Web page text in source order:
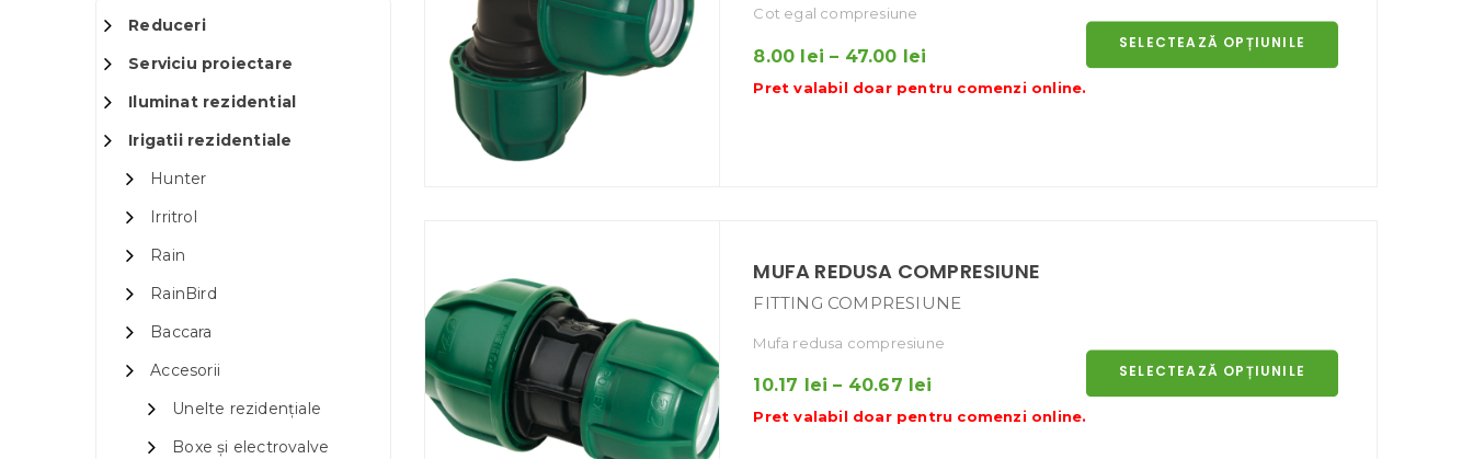
Reduceri
Serviciu proiectare
Iluminat rezidential
Irigatii rezidentiale
Hunter
Irritrol
Rain
RainBird
Baccara
Accesorii
Unelte rezidențiale
Boxe și electrovalve
Cot egal compresiune
8.00 lei – 47.00 lei
de
Pret valabil doar pentru comenzi online.
SELECTEAZĂ OPȚIUNILE
MUFA REDUSA COMPRESIUNE
FITTING COMPRESIUNE
Mufa redusa compresiune
10.17 lei – 40.67 lei
de
Pret valabil doar pentru comenzi online.
SELECTEAZĂ OPȚIUNILE